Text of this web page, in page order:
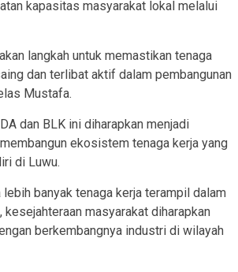
kapasitas masyarakat lokal melalui
langkah untuk memastikan tenaga
dan terlibat aktif dalam pembangunan
Mustafa.
dan BLK ini diharapkan menjadi
ekosistem tenaga kerja yang
di Luwu.
banyak tenaga kerja terampil dalam
masyarakat diharapkan
berkembangnya industri di wilayah